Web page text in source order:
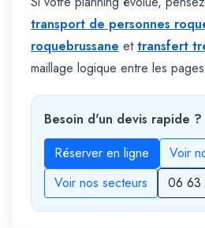
transport de personnes
roquebrussane ettransfert
maillage logique entre les
Besoin d'un devis rapide ?
Réserver en ligne
Voir
Voir nos secteurs
06